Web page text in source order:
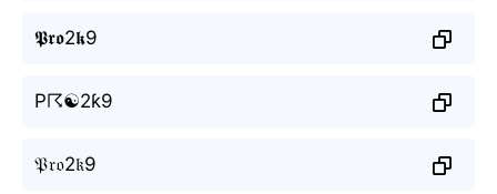
𝕻𝖗𝖔2𝖐9
P☈☯2ƙ9
𝔓𝔯𝔬2𝔨9